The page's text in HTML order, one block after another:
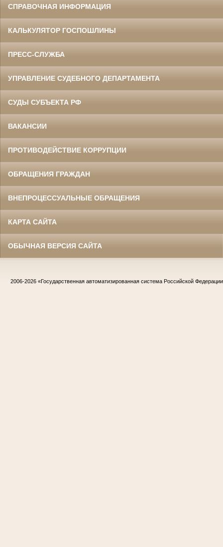
СПРАВОЧНАЯ ИНФОРМАЦИЯ
КАЛЬКУЛЯТОР ГОСПОШЛИНЫ
ПРЕСС-СЛУЖБА
УПРАВЛЕНИЕ СУДЕБНОГО ДЕПАРТАМЕНТА
СУДЫ СУБЪЕКТА РФ
ВАКАНСИИ
ПРОТИВОДЕЙСТВИЕ КОРРУПЦИИ
ОБРАЩЕНИЯ ГРАЖДАН
ВНЕПРОЦЕССУАЛЬНЫЕ ОБРАЩЕНИЯ
КАРТА САЙТА
ОБЫЧНАЯ ВЕРСИЯ САЙТА
2006-2026 «Государственная автоматизированная система Российской